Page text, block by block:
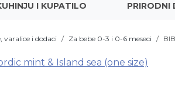
I KUPATILO PRIRODNI
varalice i dodaci Za bebe 0-3 i 0-6 meseci